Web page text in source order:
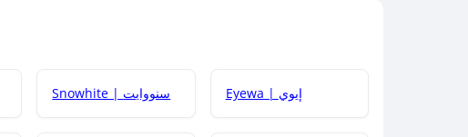
Snowhite | سنووايت Eyewa | إيوي